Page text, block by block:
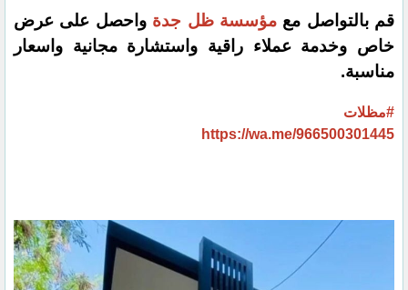
قم بالتواصل معمؤسسة ظل جدة واحصل على عرض
خاص وخدمة عملاء راقية واستشارة مجانية واسعار
مناسبة.
#مظلات
https://wa.me/966500301445